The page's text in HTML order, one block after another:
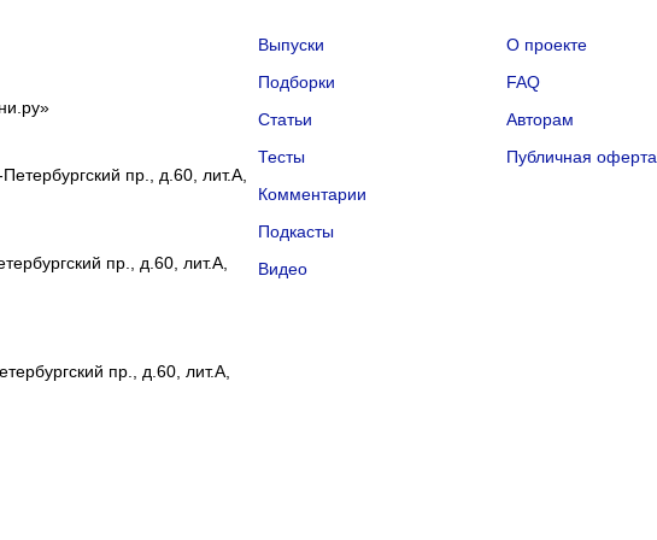
пр., д.60, лит.А,
пр., д.60, лит.А,
пр., д.60, лит.А,
Выпуски
Подборки
Статьи
Тесты
Комментарии
Подкасты
Видео
О проекте
FAQ
Авторам
Публичная оферта